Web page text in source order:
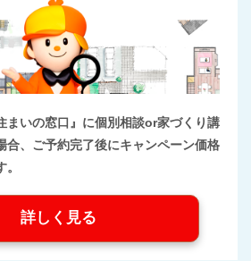
まいの窓口』に個別相談or家づくり講
合、ご予約完了後にキャンペーン価格
詳しく見る